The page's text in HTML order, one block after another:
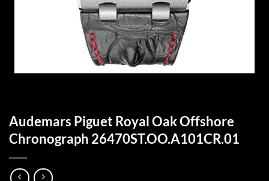
Audemars Piguet Royal Oak Offshore
Chronograph 26470ST.OO.A101CR.01